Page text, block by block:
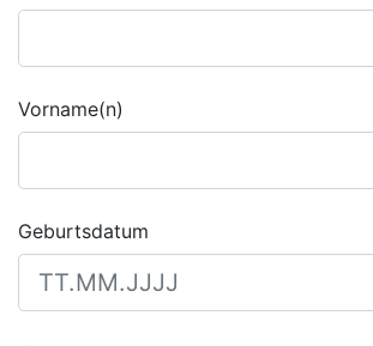
Vorname(n)
Geburtsdatum